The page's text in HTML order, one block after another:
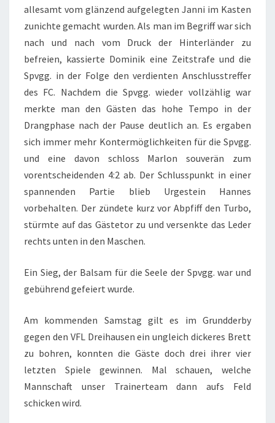
allesamt vom glänzend aufgelegten Janni im Kasten
zunichte gemacht wurden. Als man im Begriff war sich
nach und nach vom Druck der Hinterländer zu
befreien, kassierte Dominik eine Zeitstrafe und die
Spvgg. in der Folge den verdienten Anschlusstreffer
des FC. Nachdem die Spvgg. wieder vollzählig war
merkte man den Gästen das hohe Tempo in der
Drangphase nach der Pause deutlich an. Es ergaben
sich immer mehr Kontermöglichkeiten für die Spvgg.
und eine davon schloss Marlon souverän zum
vorentscheidenden 4:2 ab. Der Schlusspunkt in einer
spannenden Partie blieb Urgestein Hannes
vorbehalten. Der zündete kurz vor Abpfiff den Turbo,
stürmte auf das Gästetor zu und versenkte das Leder
rechts unten in den Maschen.
Ein Sieg, der Balsam für die Seele der Spvgg. war und
gebührend gefeiert wurde.
Am kommenden Samstag gilt es im Grundderby
gegen den VFL Dreihausen ein ungleich dickeres Brett
zu bohren, konnten die Gäste doch drei ihrer vier
letzten Spiele gewinnen. Mal schauen, welche
Mannschaft unser Trainerteam dann aufs Feld
schicken wird.